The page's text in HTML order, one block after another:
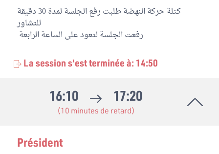
Mohamed Mourad Hamzaoui
Naima Mansouri
Nejmeddine Ben Salem
Bloc Démocrate
كتلة حركة النهضة طلبت رفع الجلسة لمدة 30 دقيقة
للتشاور
رفعت الجلسة لتعود على الساعة الرابعة
La session s'est terminée à: 14:50
16:10 17:20
(10 minutes de retard)
Président